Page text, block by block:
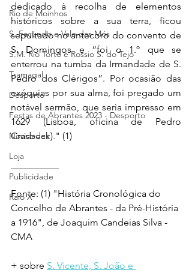
Rio de Moinhos
S. Facundo e Vale das Mós
S.M. Rio Torto e Rossio S. do Tejo
Tramagal
Desporto
Festas de Abrantes 2023 - Desporto
Novidades
Loja
Publicidade
Raio X
dedicado à recolha de elementos
históricos sobre a sua terra, ficou
sepultado no antecoro do convento de
S. Domingos e “foi o 1.º que se
enterrou na tumba da Irmandade de S.
Pedro dos Clérigos”. Por ocasião das
exéquias por sua alma, foi pregado um
notável sermão, que seria impresso em
1629 (Lisboa, oficina de Pedro
Crasbeck)." (1)
__________
Fonte: (1) "História Cronológica do
Concelho de Abrantes - da Pré-História
a 1916", de Joaquim Candeias Silva -
CMA
+ sobre S. Vicente, S. João e